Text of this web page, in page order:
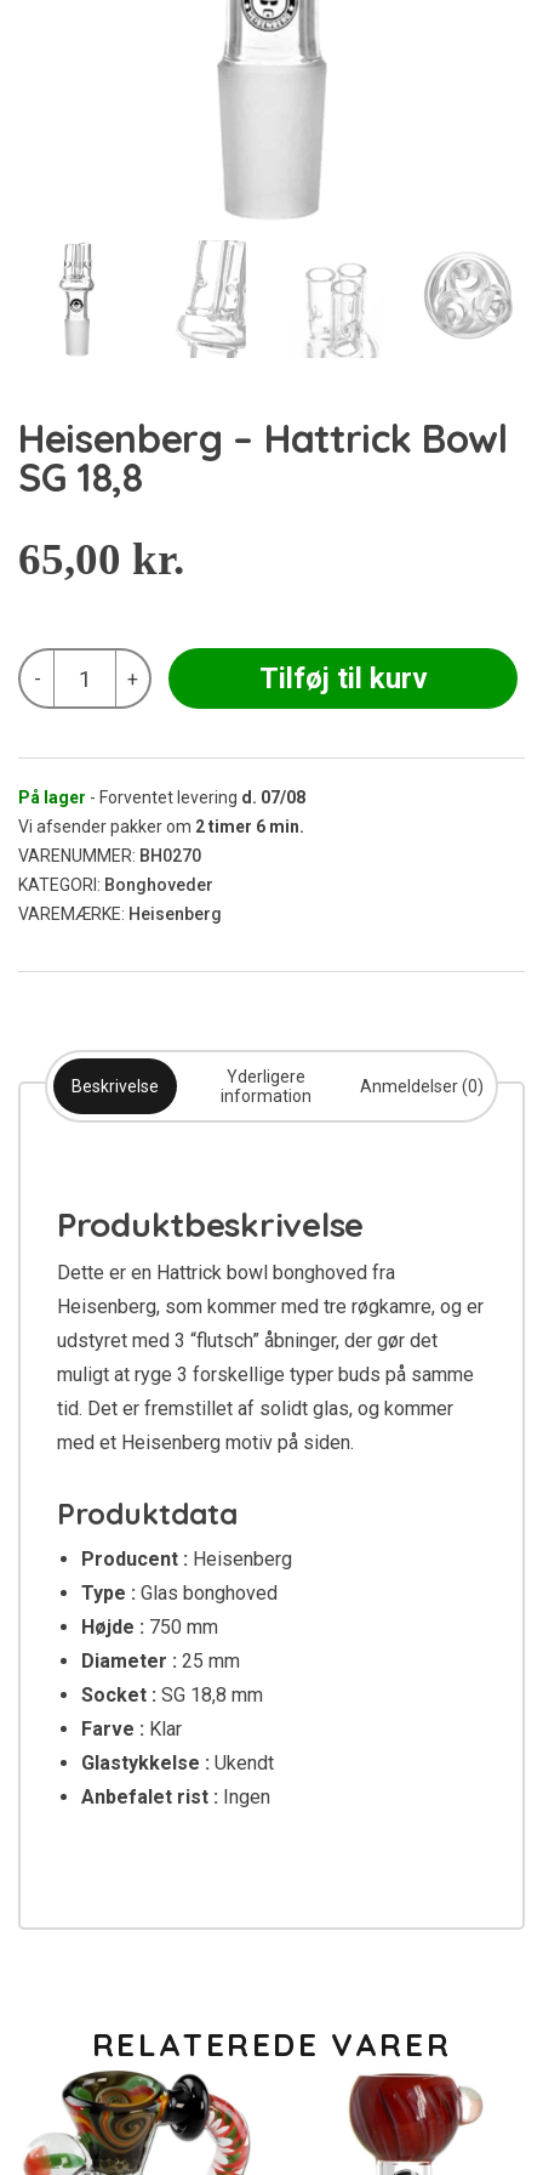
Heisenberg – Hattrick Bowl
SG 18,8
65,00 kr.
-
Heisenberg
Hattrick
antal
+ Tilføj til kurv
På lager - Forventet levering d. 07/08
Vi afsender pakker om 2timer 6 min.
VARENUMMER: BH0270
KATEGORI: Bonghoveder
VAREMÆRKE: Heisenberg
Beskrivelse
Yderligere
information
Anmeldelser (0)
Produktbeskrivelse
Dette er en Hattrick bowl bonghoved fra
Heisenberg, som kommer med tre røgkamre, og er
udstyret med 3 “flutsch” åbninger, der gør det
muligt at ryge 3 forskellige typer buds på samme
tid. Det er fremstillet af solidt glas, og kommer
med et Heisenberg motiv på siden.
Produktdata
Producent : Heisenberg
Type : Glas bonghoved
Højde : 750 mm
Diameter : 25 mm
Socket : SG 18,8 mm
Farve : Klar
Glastykkelse : Ukendt
Anbefalet rist : Ingen
RELATEREDE VARER